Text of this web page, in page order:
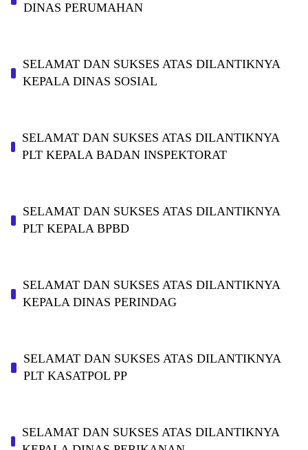
DINAS PERUMAHAN
SELAMAT DAN SUKSES ATAS DILANTIKNYA
KEPALA DINAS SOSIAL
SELAMAT DAN SUKSES ATAS DILANTIKNYA
PLT KEPALA BADAN INSPEKTORAT
SELAMAT DAN SUKSES ATAS DILANTIKNYA
PLT KEPALA BPBD
SELAMAT DAN SUKSES ATAS DILANTIKNYA
KEPALA DINAS PERINDAG
SELAMAT DAN SUKSES ATAS DILANTIKNYA
PLT KASATPOL PP
SELAMAT DAN SUKSES ATAS DILANTIKNYA